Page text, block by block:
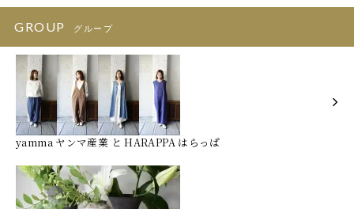
GROUP グループ
yamma ヤンマ産業 と HARAPPA はらっぱ